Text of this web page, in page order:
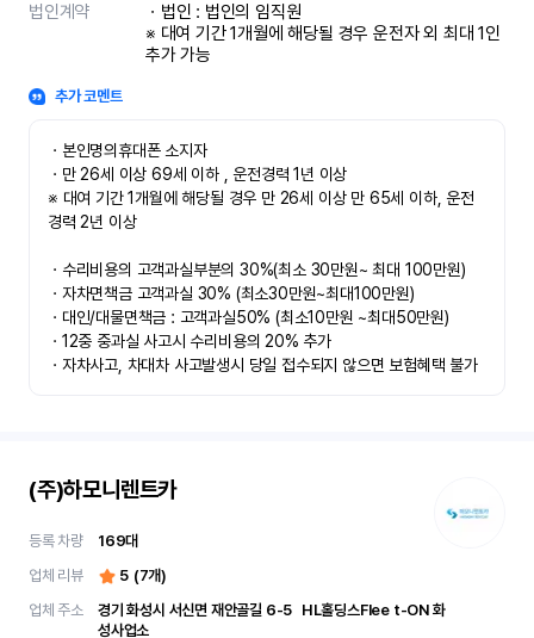
법인계약
ㆍ법인 : 법인의 임직원
※ 대여 기간 1개월에 해당될 경우 운전자 외 최대 1인
추가 가능
추가 코멘트
ㆍ본인명의휴대폰 소지자
ㆍ만 26세 이상 69세 이하 , 운전경력 1년 이상
※ 대여 기간 1개월에 해당될 경우 만 26세 이상 만 65세 이하, 운전
경력 2년 이상
ㆍ수리비용의 고객과실부분의 30%(최소 30만원~ 최대 100만원)
ㆍ자차면책금 고객과실 30% (최소30만원~최대100만원)
ㆍ대인/대물면책금 : 고객과실50% (최소10만원 ~최대50만원)
ㆍ12중 중과실 사고시 수리비용의 20% 추가
ㆍ자차사고, 차대차 사고발생시 당일 접수되지 않으면 보험혜택 불가
(주)하모니렌트카
등록 차량 169대
업체 리뷰
5 (7개)
업체 주소
경기 화성시 서신면 재안골길 6-5	 HL홀딩스Flee t-ON 화
성사업소